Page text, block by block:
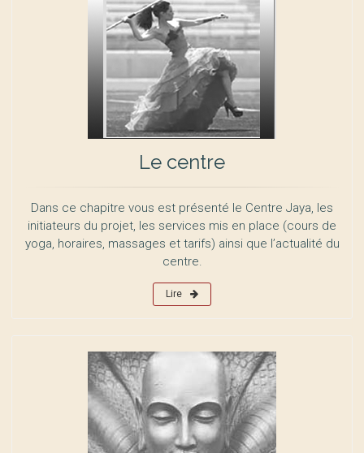
Le centre
Dans ce chapitre vous est présenté le Centre Jaya, les
initiateurs du projet, les services mis en place (cours de
yoga, horaires, massages et tarifs) ainsi que l’actualité du
centre.
Lire